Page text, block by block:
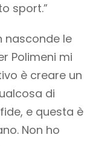
sport.”
nasconde le
Polimeni mi
è creare un
di
e questa è
Non ho